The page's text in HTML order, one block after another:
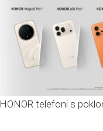
HONOR telefoni s